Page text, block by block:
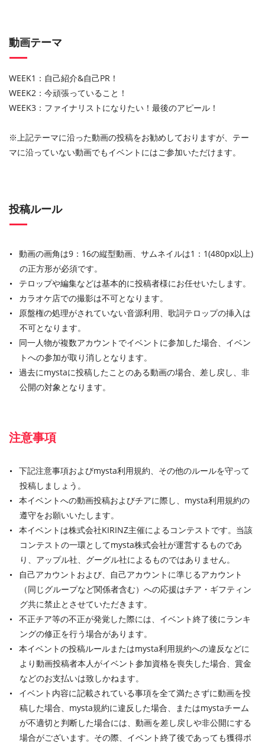
動画テーマ
WEEK1：自己紹介&自己PR！
WEEK2：今頑張っていること！
WEEK3：ファイナリストになりたい！最後のアピール！
※上記テーマに沿った動画の投稿をお勧めしておりますが、テー
マに沿っていない動画でもイベントにはご参加いただけます。
投稿ルール
動画の画角は9：16の縦型動画、サムネイルは1：1(480px以上)
の正方形が必須です。
テロップや編集などは基本的に投稿者様にお任せいたします。
カラオケ店での撮影は不可となります。
原盤権の処理がされていない音源利用、歌詞テロップの挿入は
不可となります。
同一人物が複数アカウントでイベントに参加した場合、イベン
トへの参加が取り消しとなります。
過去にmystaに投稿したことのある動画の場合、差し戻し、非
公開の対象となります。
注意事項
下記注意事項およびmysta利用規約、その他のルールを守って
投稿しましょう。
本イベントへの動画投稿およびチアに際し、mysta利用規約の
遵守をお願いいたします。
本イベントは株式会社KIRINZ主催によるコンテストです。当該
コンテストの一環としてmysta株式会社が運営するものであ
り、アップル社、グーグル社によるものではありません。
自己アカウントおよび、自己アカウントに準じるアカウント
（同じグループなど関係者含む）への応援はチア・ギフティン
グ共に禁止とさせていただきます。
不正チア等の不正が発覚した際には、イベント終了後にランキ
ングの修正を行う場合があります。
本イベントの投稿ルールまたはmysta利用規約への違反などに
より動画投稿者本人がイベント参加資格を喪失した場合、賞金
などのお支払いは致しかねます。
イベント内容に記載されている事項を全て満たさずに動画を投
稿した場合、mysta規約に違反した場合、またはmystaチーム
が不適切と判断した場合には、動画を差し戻しや非公開にする
場合がございます。その際、イベント終了後であっても獲得ポ